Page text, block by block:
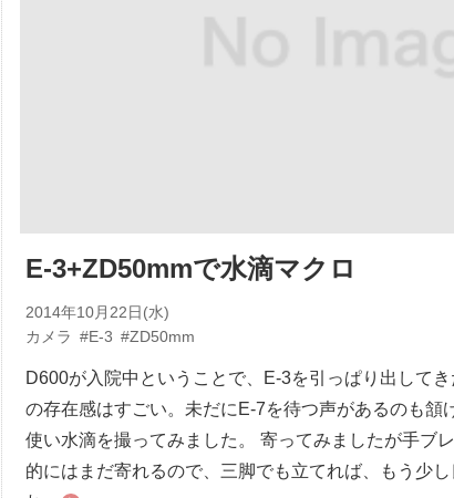
E-3+ZD50mmで水滴マクロ
2014年10月22日(水)
カメラ #E-3 #ZD50mm
D600が入院中ということで、E-3を引っぱり出して
の存在感はすごい。未だにE-7を待つ声があるのも頷
使い水滴を撮ってみました。 寄ってみましたが手ブ
的にはまだ寄れるので、三脚でも立てれば、もう少